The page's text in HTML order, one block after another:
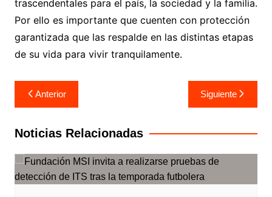
trascendentales para el país, la sociedad y la familia.
Por ello es importante que cuenten con protección
garantizada que las respalde en las distintas etapas
de su vida para vivir tranquilamente.
Navegación
de
entradas
Anterior Siguiente
Noticias Relacionadas